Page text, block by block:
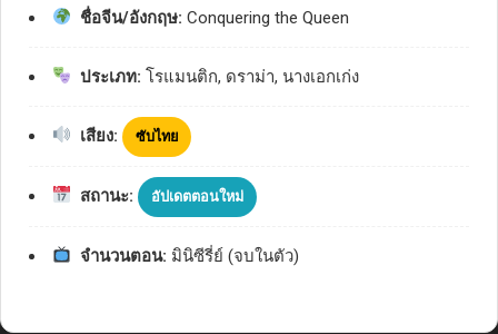
ชื่อจีน/อังกฤษ: Conquering the Queen
ประเภท: โรแมนติก, ดราม่า, นางเอกเก่ง
เสียง: ซับไทย
สถานะ: อัปเดตตอนใหม่
จำนวนตอน: มินิซีรี่ย์ (จบในตัว)